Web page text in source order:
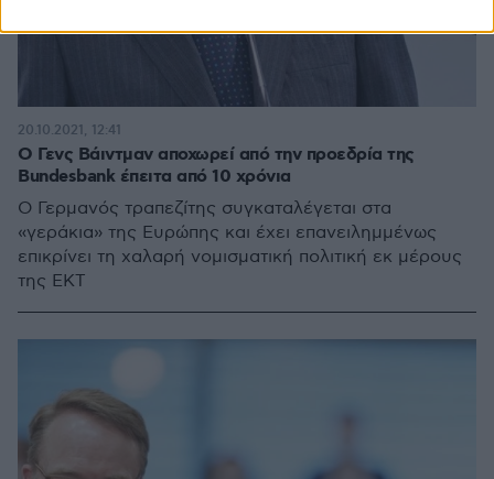
Ο Γενς Βάιντμαν αποχωρεί από την προεδρία της
Bundesbank έπειτα από 10 χρόνια
Ο Γερμανός τραπεζίτης συγκαταλέγεται στα
«γεράκια» της Ευρώπης και έχει επανειλημμένως
επικρίνει τη χαλαρή νομισματική πολιτική εκ μέρους
της ΕΚΤ
20.10.2021, 12:41